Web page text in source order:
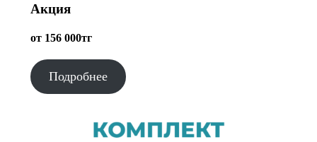
Акция
от 156 000тг
Подробнее